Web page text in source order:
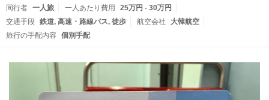
同行者 一人旅 一人あたり費用
25万円 - 30万円
交通手段 鉄道 高速・路線バス 徒歩 航空会社
大韓航空
旅行の手配内容
個別手配